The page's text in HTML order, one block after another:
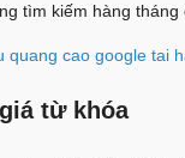
tìm kiếm hàng
quang cao google tai
từ khóa